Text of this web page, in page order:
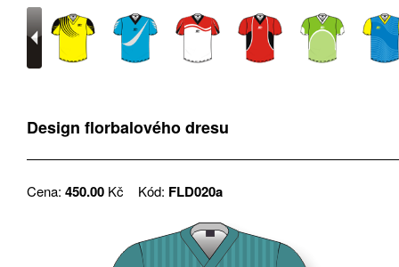
Cena: 450.00 Kč Kód: FLD020a
Design florbalového dresu